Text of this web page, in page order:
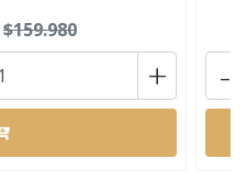
$159.980
+ -